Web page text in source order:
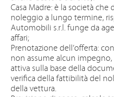
Casa Madre: è la società
noleggio a lungo termine,
Automobili s.r.l. funge da
affari;
Prenotazione dell’offerta:
non assume alcun
attiva sulla base della
verifica della fattibilità del
della vettura.